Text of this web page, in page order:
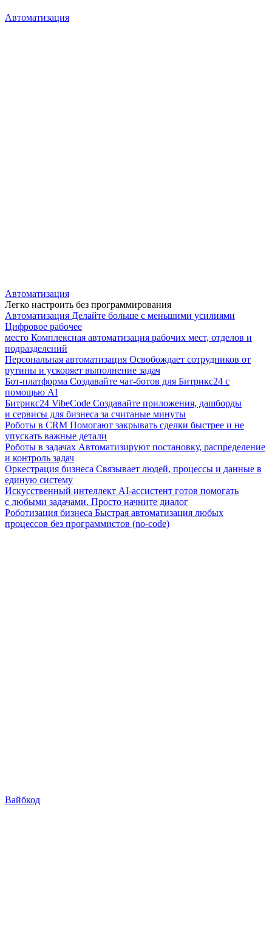
Автоматизация
Автоматизация
Легко настроить без программирования
Автоматизация Делайте больше с меньшими усилиями
Цифровое рабочее
место Комплексная автоматизация рабочих мест, отделов и
подразделений
Персональная автоматизация Освобождает сотрудников от
рутины и ускоряет выполнение задач
Бот-платформа Создавайте чат-ботов для Битрикс24 с
помощью AI
Битрикс24 VibeCode Создавайте приложения, дашборды
и сервисы для бизнеса за считаные минуты
Роботы в CRM Помогают закрывать сделки быстрее и не
упускать важные детали
Роботы в задачах Автоматизируют постановку, распределение
и контроль задач
Оркестрация бизнеса Связывает людей, процессы и данные в
единую систему
Искусственный интеллект AI-ассистент готов помогать
с любыми задачами. Просто начните диалог
Роботизация бизнеса Быстрая автоматизация любых
процессов без программистов (no-code)
Вайбкод